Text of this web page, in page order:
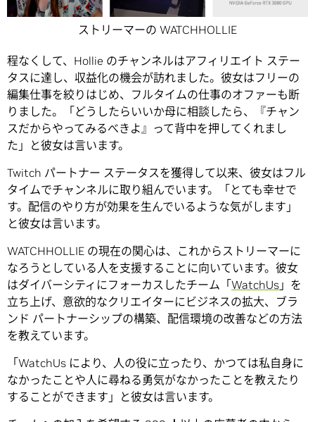
ストリーマーの WATCHHOLLIE
程なくして、Hollie のチャンネルはアフィリエイト ステー
タスに達し、収益化の機会が訪れました。彼女はフリーの
編集仕事を絞りはじめ、フルタイムの仕事のオファーも断
りました。「どうしたらいいか母に相談したら、『チャン
スだからやってみるべきよ』って背中を押してくれまし
た」と彼女は言います。
Twitch パートナー ステータスを獲得して以来、彼女はフル
タイムでチャンネルに取り組んでいます。「とても幸せで
す。配信のやり方が効果を生んでいるような気がします」
と彼女は言います。
WATCHHOLLIE の現在の関心は、これからストリーマーに
なろうとしている人を支援することに向いています。彼女
はダイバーシティにフォーカスしたチーム「WatchUs 」を
立ち上げ、意欲的なクリエイターにビジネスの拡大、ブラ
ンド パートナーシップの構築、配信環境の改善などの方法
を教えています。
「WatchUs により、人の役に立ったり、かつては私自身に
なかったことや人に尋ねる勇気がなかったことを教えたり
することができます」と彼女は言います。